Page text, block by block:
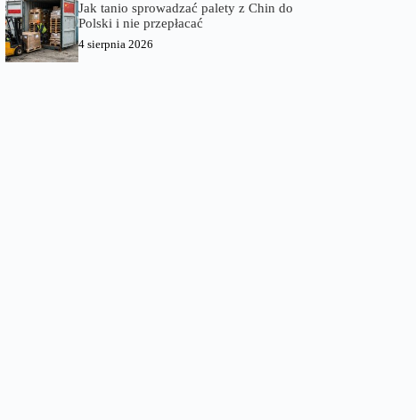
Jak tanio sprowadzać palety z Chin do
Polski i nie przepłacać
4 sierpnia 2026